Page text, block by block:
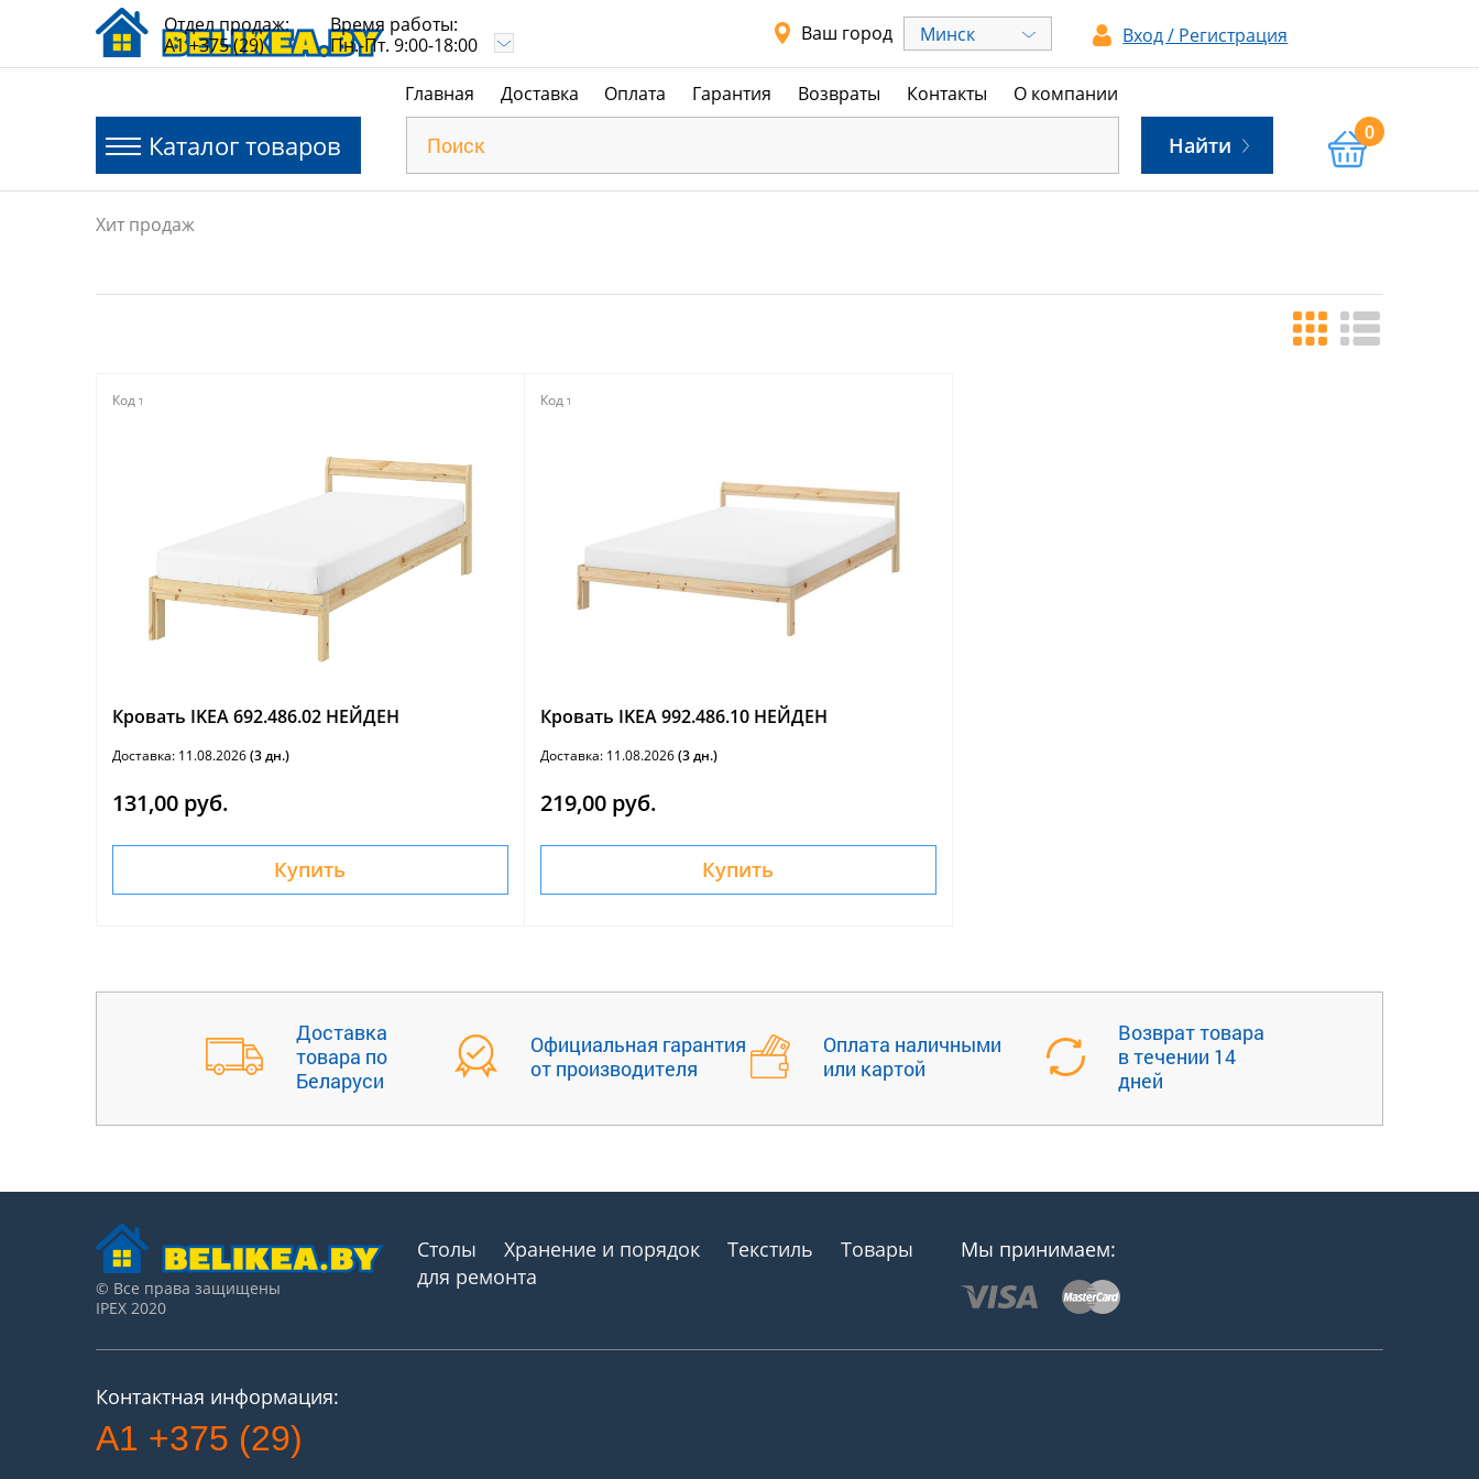
Каталог товаров
Отдел продаж:
A1 +375 (29)
Время работы:
Пн.-Пт. 9:00-18:00
Ваш город Минск Вход / Регистрация
Главная Доставка Оплата Гарантия Возвраты Контакты О компании
Найти 0
Хит продаж
Код товара:
Кровать IKEA 692.486.02 НЕЙДЕН
Доставка: 11.08.2026(3 дн.)
131,00 руб.
Купить
Код товара:
Кровать IKEA 992.486.10 НЕЙДЕН
Доставка: 11.08.2026(3 дн.)
219,00 руб.
Купить
Доставка
товара по
Беларуси
Официальная гарантия
от производителя
Оплата наличными
или картой
Возврат товара
в течении 14
дней
© Все права защищены
IPEX 2020
Столы Хранение и порядок Текстиль
Товары
для ремонта
Мы принимаем:
Контактная информация:
A1 +375 (29)